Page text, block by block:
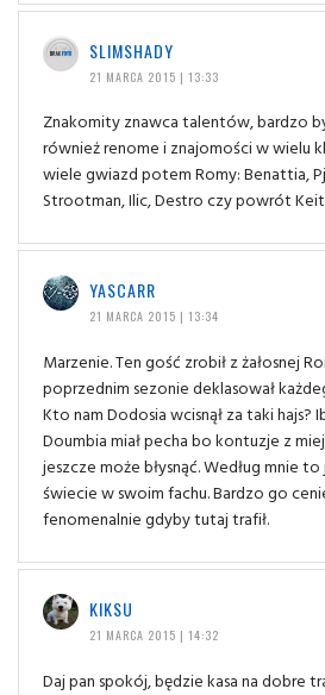
SLIMSHADY
21 MARCA 2015 | 13:33
Znakomity znawca talentów, bardzo
również renome i znajomości w wielu
wiele gwiazd potem Romy: Benattia,
Strootman, Ilic, Destro czy powrót
YASCARR
21 MARCA 2015 | 13:34
Marzenie. Ten gość zrobił z żałosnej
poprzednim sezonie deklasował
Kto nam Dodosia wcisnął za taki
Doumbia miał pecha bo kontuzje z
jeszcze może błysnąć. Według mnie
świecie w swoim fachu. Bardzo go
fenomenalnie gdyby tutaj trafił.
KIKSU
21 MARCA 2015 | 14:32
Daj pan spokój, będzie kasa na dobre